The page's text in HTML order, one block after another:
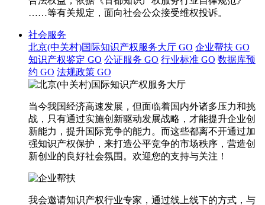
……等有关规定，面向社会公众接受维权投诉。
社会服务
北京(中关村)国际知识产权服务大厅 GO 企业帮扶 GO
知识产权鉴定 GO 公证服务 GO 行业标准 GO 数据库预
约 GO 法规政策 GO
当今我国经济高速发展，但面临着国内外诸多压力和挑
战，只有通过实施创新驱动发展战略，才能提升企业创
新能力，提升国际竞争的能力。而这些都离不开通过加
强知识产权保护，来打造公平竞争的市场秩序，营造创
新创业的良好社会氛围。欢迎您的支持与关注！
我会邀请知识产权行业专家，通过线上线下的方式，与